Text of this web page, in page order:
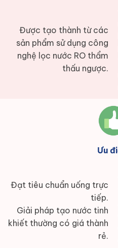
Được tạo thành từ các
sản phẩm sử dụng công
nghệ lọc nước RO thẩm
thấu ngược.
Đạt tiêu chuẩn uống trực
tiếp.
Giải pháp tạo nước tinh
khiết thường có giá thành
rẻ.
Ưu